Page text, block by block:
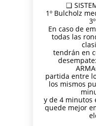
❑
1º Bulcholz
En caso de
todas las
tendrán en
partida entre
los mismos
y de 4 minutos
quede mejor